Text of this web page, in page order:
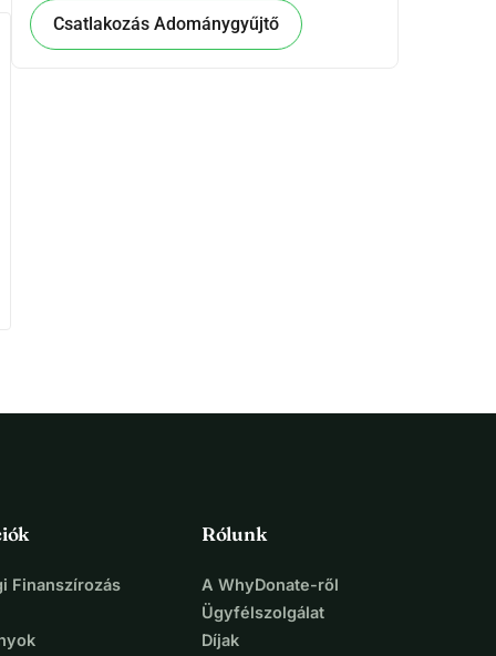
Csatlakozás Adománygyűjtő
Finanszírozás
Rólunk
A WhyDonate-ről
Ügyfélszolgálat
Díjak